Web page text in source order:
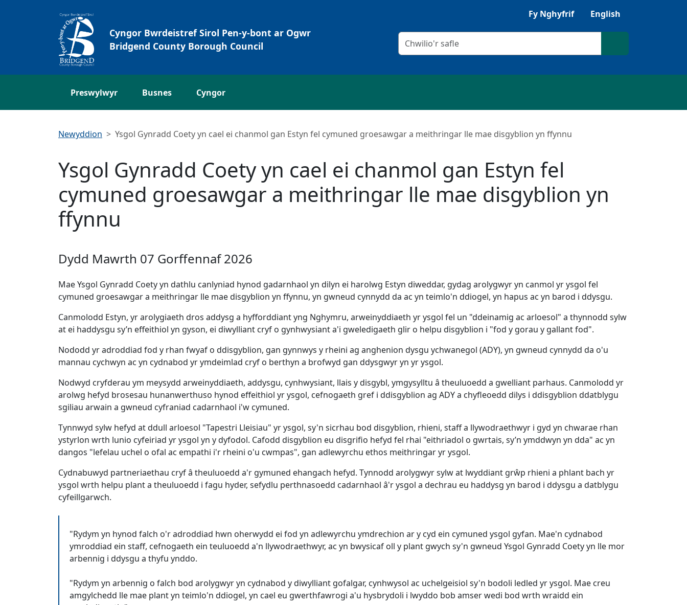
Gwrandewch gyda Browsealoud
Fy Nghyfrif English
Cyngor Bwrdeistref Sirol Pen-y-bont ar Ogwr
Bridgend County Borough Council
Meini prawf chwilio
Chwilio'r safle
Preswylwyr Busnes Cyngor
Newyddion Ysgol Gynradd Coety yn cael ei chanmol gan Estyn fel cymuned groesawgar a meithringar lle mae disgyblion yn ffynnu
Ysgol Gynradd Coety yn cael ei chanmol gan Estyn fel
cymuned groesawgar a meithringar lle mae disgyblion yn
ffynnu
Dydd Mawrth 07 Gorffennaf 2026
Mae Ysgol Gynradd Coety yn dathlu canlyniad hynod gadarnhaol yn dilyn ei harolwg Estyn diweddar, gydag arolygwyr yn canmol yr ysgol fel
cymuned groesawgar a meithringar lle mae disgyblion yn ffynnu, yn gwneud cynnydd da ac yn teimlo'n ddiogel, yn hapus ac yn barod i ddysgu.
Canmolodd Estyn, yr arolygiaeth dros addysg a hyfforddiant yng Nghymru, arweinyddiaeth yr ysgol fel un "ddeinamig ac arloesol" a thynnodd sylw
at ei haddysgu sy’n effeithiol yn gyson, ei diwylliant cryf o gynhwysiant a'i gweledigaeth glir o helpu disgyblion i "fod y gorau y gallant fod".
Nododd yr adroddiad fod y rhan fwyaf o ddisgyblion, gan gynnwys y rheini ag anghenion dysgu ychwanegol (ADY), yn gwneud cynnydd da o'u
mannau cychwyn ac yn cydnabod yr ymdeimlad cryf o berthyn a brofwyd gan ddysgwyr yn yr ysgol.
Nodwyd cryfderau ym meysydd arweinyddiaeth, addysgu, cynhwysiant, llais y disgybl, ymgysylltu â theuluoedd a gwelliant parhaus. Canmolodd yr
arolwg hefyd brosesau hunanwerthuso hynod effeithiol yr ysgol, cefnogaeth gref i ddisgyblion ag ADY a chyfleoedd dilys i ddisgyblion ddatblygu
sgiliau arwain a gwneud cyfraniad cadarnhaol i'w cymuned.
Tynnwyd sylw hefyd at ddull arloesol "Tapestri Lleisiau" yr ysgol, sy'n sicrhau bod disgyblion, rhieni, staff a llywodraethwyr i gyd yn chwarae rhan
ystyrlon wrth lunio cyfeiriad yr ysgol yn y dyfodol. Cafodd disgyblion eu disgrifio hefyd fel rhai "eithriadol o gwrtais, sy’n ymddwyn yn dda" ac yn
dangos "lefelau uchel o ofal ac empathi i'r rheini o'u cwmpas", gan adlewyrchu ethos meithringar yr ysgol.
Cydnabuwyd partneriaethau cryf â theuluoedd a'r gymuned ehangach hefyd. Tynnodd arolygwyr sylw at lwyddiant grŵp rhieni a phlant bach yr
ysgol wrth helpu plant a theuluoedd i fagu hyder, sefydlu perthnasoedd cadarnhaol â'r ysgol a dechrau eu haddysg yn barod i ddysgu a datblygu
cyfeillgarwch.
"Rydym yn hynod falch o'r adroddiad hwn oherwydd ei fod yn adlewyrchu ymdrechion ar y cyd ein cymuned ysgol gyfan. Mae'n cydnabod
ymroddiad ein staff, cefnogaeth ein teuluoedd a'n llywodraethwyr, ac yn bwysicaf oll y plant gwych sy'n gwneud Ysgol Gynradd Coety yn lle mor
arbennig i ddysgu a thyfu ynddo.
"Rydym yn arbennig o falch bod arolygwyr yn cydnabod y diwylliant gofalgar, cynhwysol ac uchelgeisiol sy'n bodoli ledled yr ysgol. Mae creu
amgylchedd lle mae plant yn teimlo'n ddiogel, yn cael eu gwerthfawrogi a'u hysbrydoli i lwyddo bob amser wedi bod wrth wraidd ein